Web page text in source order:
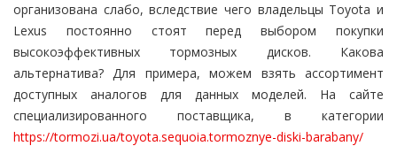
организована слабо, вследствие чего владельцы Toyota и
Lexus постоянно стоят перед выбором покупки
высокоэффективных тормозных дисков. Какова
альтернатива? Для примера, можем взять ассортимент
доступных аналогов для данных моделей. На сайте
специализированного поставщика, в категории
https://tormozi.ua/toyota.sequoia.tormoznye-diski-barabany/